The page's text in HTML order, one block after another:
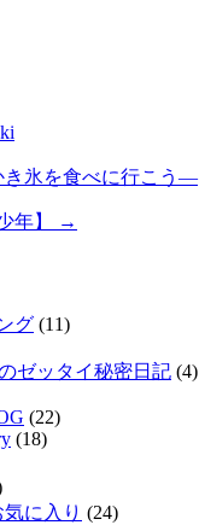
氷を食べに行こう―
年】 →
グ (11)
ゼッタイ秘密日記 (4)
(22)
(18)
に入り (24)